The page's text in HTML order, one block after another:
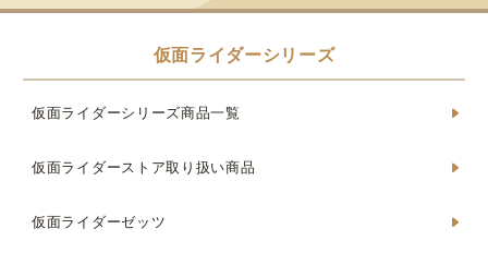
仮面ライダーシリーズ
仮面ライダーシリーズ商品一覧
仮面ライダーストア取り扱い商品
仮面ライダーゼッツ